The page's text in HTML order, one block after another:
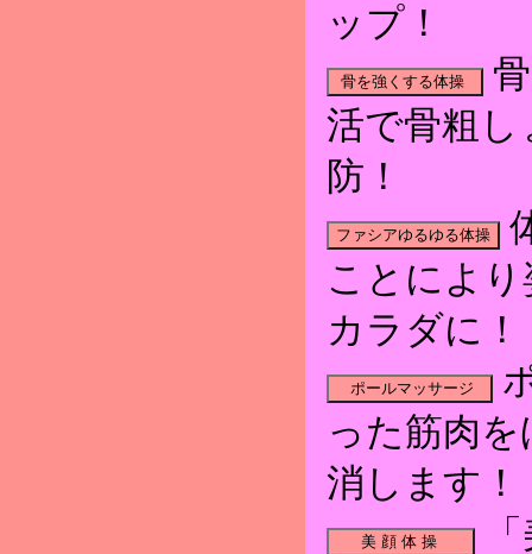
ップ！
活で骨粗し
防！
ことによ
カラダに！
った筋肉
消します！